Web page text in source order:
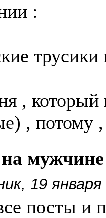
:
трусики
,
, потому
мужчине
19
посты и